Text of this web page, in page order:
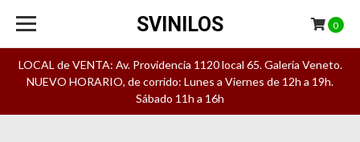
LOCAL de VENTA: Av. Providencia 1120 local 65. Galeria Veneto.
NUEVO HORARIO, de corrido: Lunes a Viernes de 12h a 19h.
Sábado 11h a 16h
SVINILOS 0